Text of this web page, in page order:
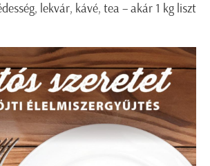
lekvár, kávé, tea – akár 1 kg liszt